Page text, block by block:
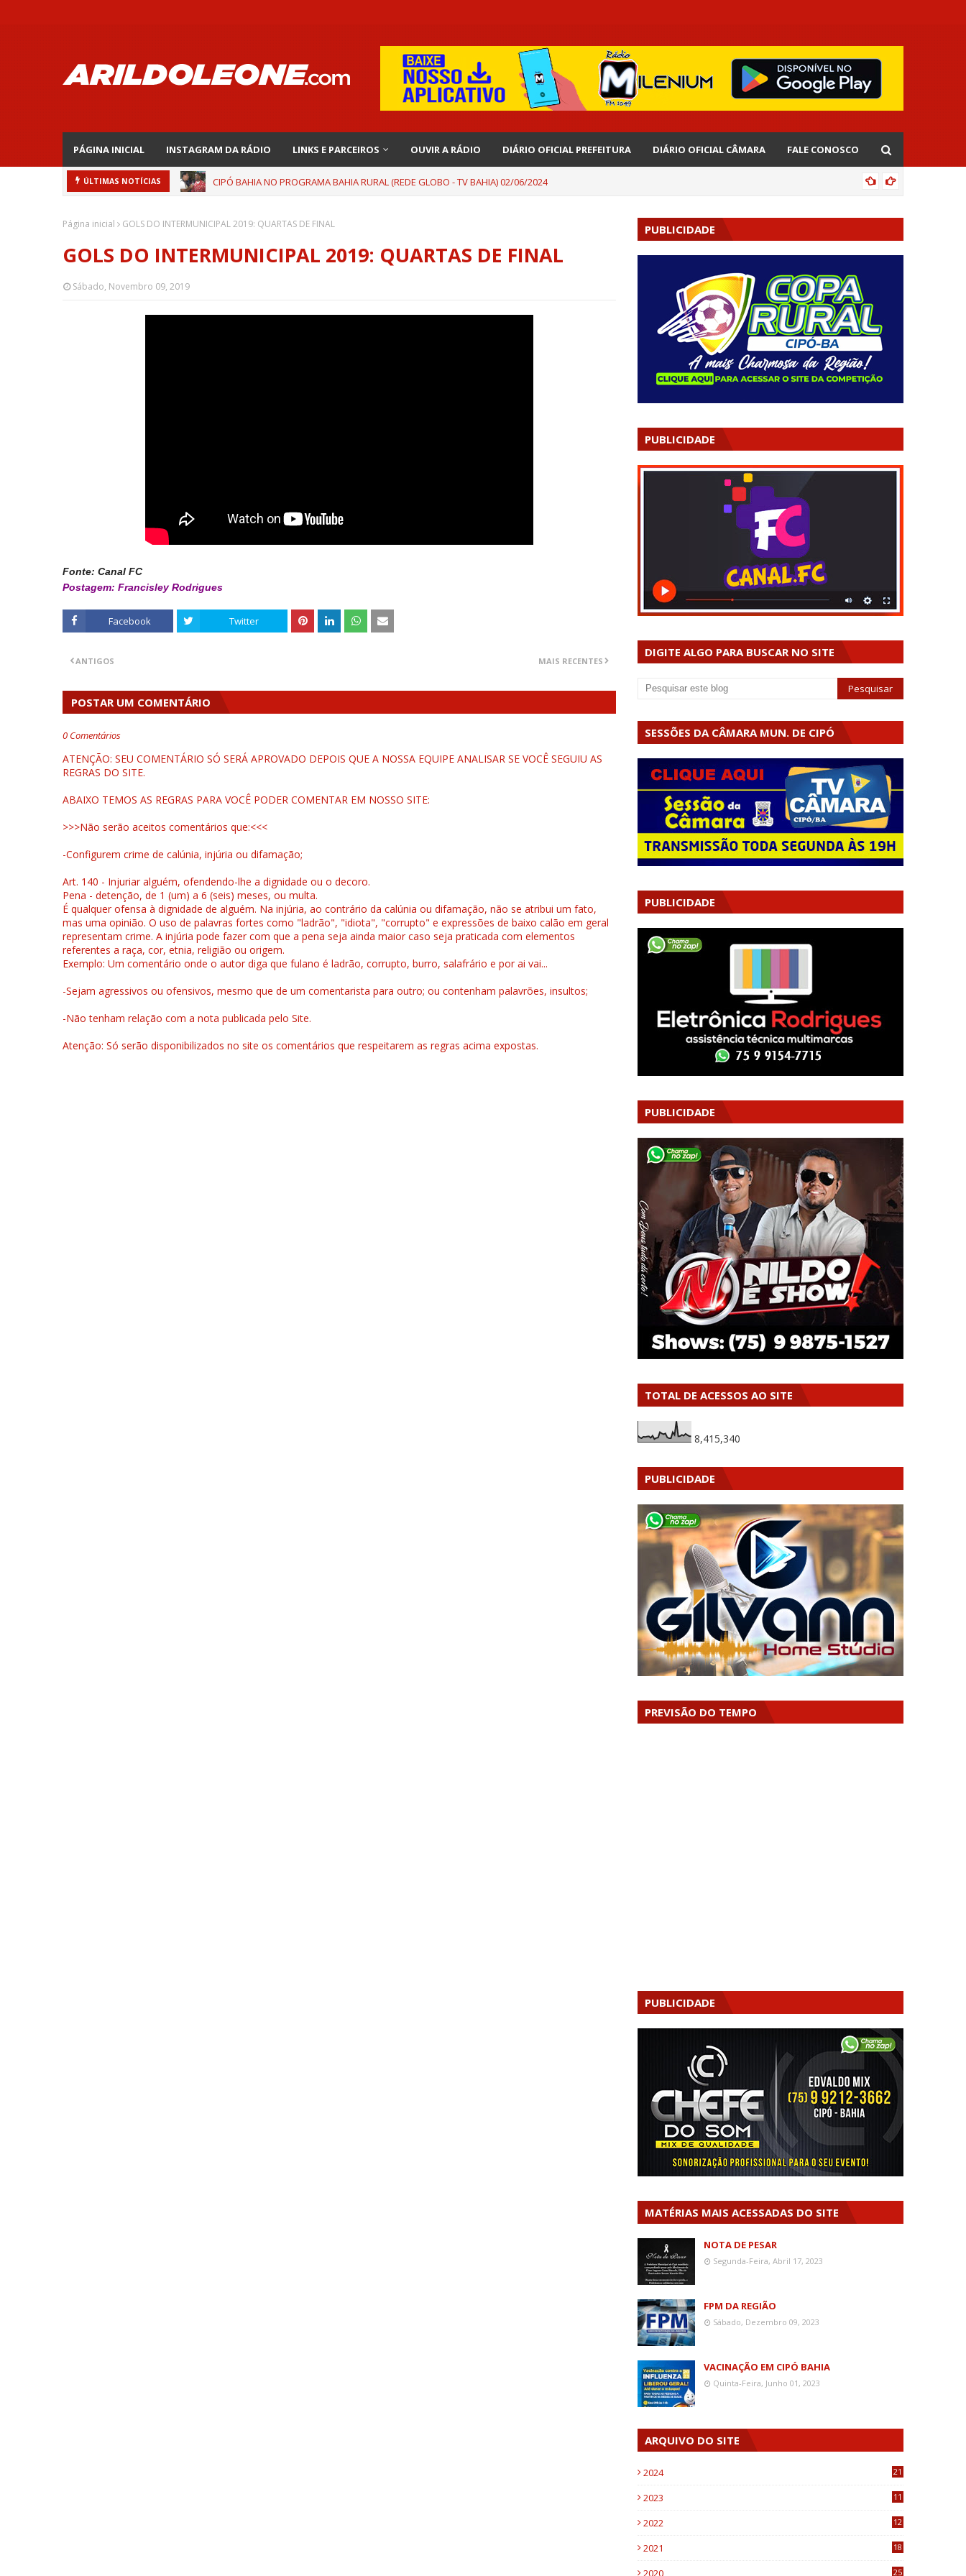
PÁGINA INICIAL INSTAGRAM DA RÁDIO LINKS E PARCEIROS OUVIR A RÁDIO DIÁRIO OFICIAL PREFEITURA DIÁRIO OFICIAL CÂMARA FALE CONOSCO
ÚLTIMAS NOTÍCIAS CIPÓ BAHIA NO PROGRAMA BAHIA RURAL (REDE GLOBO - TV BAHIA) 02/06/2024
Página inicial GOLS DO INTERMUNICIPAL 2019: QUARTAS DE FINAL
GOLS DO INTERMUNICIPAL 2019: QUARTAS DE FINAL
Sábado, Novembro 09, 2019
Fonte: Canal FC
Postagem: Francisley Rodrigues
Facebook Twitter
MAIS RECENTES
ANTIGOS
POSTAR UM COMENTÁRIO
0 Comentários
ATENÇÃO: SEU COMENTÁRIO SÓ SERÁ APROVADO DEPOIS QUE A NOSSA EQUIPE ANALISAR SE VOCÊ SEGUIU AS
REGRAS DO SITE.
ABAIXO TEMOS AS REGRAS PARA VOCÊ PODER COMENTAR EM NOSSO SITE:
>>>Não serão aceitos comentários que:<<<
-Configurem crime de calúnia, injúria ou difamação;
Art. 140 - Injuriar alguém, ofendendo-lhe a dignidade ou o decoro.
Pena - detenção, de 1 (um) a 6 (seis) meses, ou multa.
É qualquer ofensa à dignidade de alguém. Na injúria, ao contrário da calúnia ou difamação, não se atribui um fato,
mas uma opinião. O uso de palavras fortes como "ladrão", "idiota", "corrupto" e expressões de baixo calão em geral
representam crime. A injúria pode fazer com que a pena seja ainda maior caso seja praticada com elementos
referentes a raça, cor, etnia, religião ou origem.
Exemplo: Um comentário onde o autor diga que fulano é ladrão, corrupto, burro, salafrário e por ai vai...
-Sejam agressivos ou ofensivos, mesmo que de um comentarista para outro; ou contenham palavrões, insultos;
-Não tenham relação com a nota publicada pelo Site.
Atenção: Só serão disponibilizados no site os comentários que respeitarem as regras acima expostas.
PUBLICIDADE
PUBLICIDADE
DIGITE ALGO PARA BUSCAR NO SITE
SESSÕES DA CÂMARA MUN. DE CIPÓ
PUBLICIDADE
PUBLICIDADE
TOTAL DE ACESSOS AO SITE
8,415,340
PUBLICIDADE
PREVISÃO DO TEMPO
PUBLICIDADE
MATÉRIAS MAIS ACESSADAS DO SITE
NOTA DE PESAR
Segunda-Feira, Abril 17, 2023
FPM DA REGIÃO
Sábado, Dezembro 09, 2023
VACINAÇÃO EM CIPÓ BAHIA
Quinta-Feira, Junho 01, 2023
ARQUIVO DO SITE
2024 21
2023
11
2022
12
2021
18
2020 25